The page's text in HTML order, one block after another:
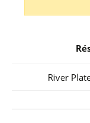
River